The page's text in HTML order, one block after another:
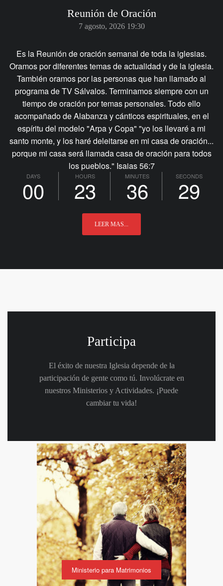
Reunión de Oración
7 agosto, 2026 19:30
Es la Reunión de oración semanal de toda la iglesias.
Oramos por diferentes temas de actualidad y de la iglesia.
También oramos por las personas que han llamado al
programa de TV Sálvalos. Terminamos siempre con un
tiempo de oración por temas personales. Todo ello
acompañado de Alabanza y cánticos espirituales, en el
espíritu del modelo "Arpa y Copa" "yo los llevaré a mi
santo monte, y los haré deleitarse en mi casa de oración...
porque mi casa será llamada casa de oración para todos
los pueblos." Isaias 56:7
DAYS
00 HOURS
23 MINUTES
36 SECONDS
27
LEER MAS...
Participa
El éxito de nuestra Iglesia depende de la
participación de gente como tú. Involúcrate en
nuestros Ministerios y Actividades. ¡Puede
cambiar tu vida!
Ministerio para Matrimonios